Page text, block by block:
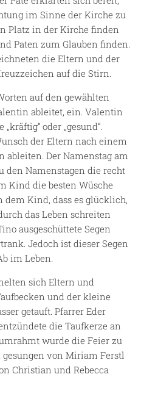
im Sinne der Kirche zu
Platz in der Kirche finden
Paten zum Glauben finden.
die Eltern und der
auf die Stirn.
auf den gewählten
ableitet, ein. Valentin
oder „gesund“.
der Eltern nach einem
ableiten. Der Namenstag am
den Namenstagen die recht
Kind die besten Wüsche
Kind, dass es glücklich,
das Leben schreiten
ausgeschüttete Segen
Jedoch ist dieser Segen
im Leben.
sich Eltern und
und der kleine
getauft. Pfarrer Eder
die Taufkerze an
wurde die Feier zu
von Miriam Ferstl
Christian und Rebecca